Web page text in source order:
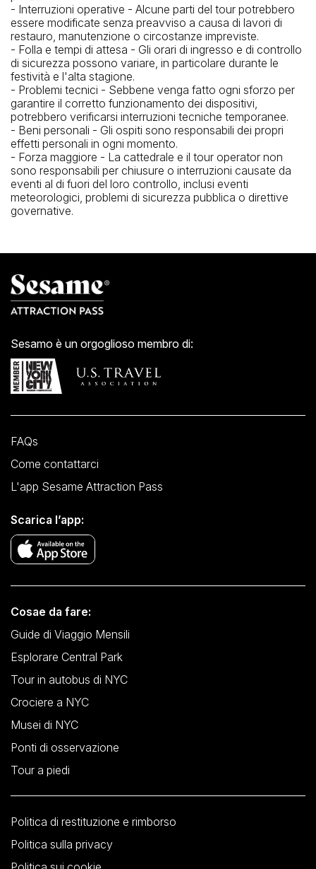
- Interruzioni operative - Alcune parti del tour potrebbero
essere modificate senza preavviso a causa di lavori di
restauro, manutenzione o circostanze impreviste.
- Folla e tempi di attesa - Gli orari di ingresso e di controllo
di sicurezza possono variare, in particolare durante le
festività e l'alta stagione.
- Problemi tecnici - Sebbene venga fatto ogni sforzo per
garantire il corretto funzionamento dei dispositivi,
potrebbero verificarsi interruzioni tecniche temporanee.
- Beni personali - Gli ospiti sono responsabili dei propri
effetti personali in ogni momento.
- Forza maggiore - La cattedrale e il tour operator non
sono responsabili per chiusure o interruzioni causate da
eventi al di fuori del loro controllo, inclusi eventi
meteorologici, problemi di sicurezza pubblica o direttive
governative.
Sesamo è un orgoglioso membro di:
FAQs
Come contattarci
L'app Sesame Attraction Pass
Scarica l’app:
Cosae da fare:
Guide di Viaggio Mensili
Esplorare Central Park
Tour in autobus di NYC
Crociere a NYC
Musei di NYC
Ponti di osservazione
Tour a piedi
Politica di restituzione e rimborso
Politica sulla privacy